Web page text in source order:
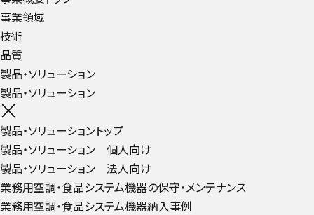
事業領域
技術
品質
製品・ソリューション
製品・ソリューション
製品・ソリューショントップ
製品・ソリューション 個人向け
製品・ソリューション 法人向け
業務用空調・食品システム機器の保守・メンテナンス
業務用空調・食品システム機器納入事例